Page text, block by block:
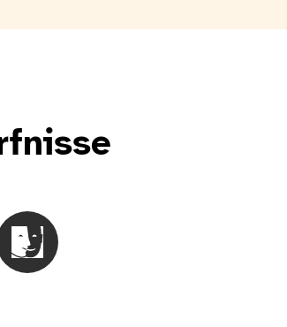
mit Sehbeeinträchtigung
Menschen
le besoinMenschen mit Hörbeeinträchtigung
Choisir le besoinMenschen mit